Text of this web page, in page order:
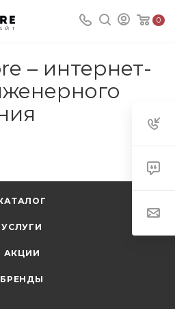
0
– интернет-
УСЛУГИ
АКЦИИ
БРЕНДЫ